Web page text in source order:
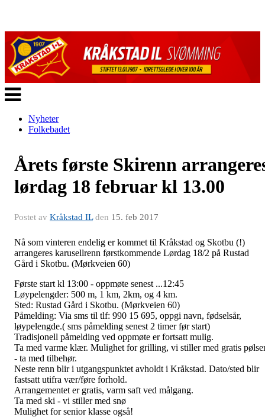
Veksle
navigasjon
Nyheter
Folkebadet
Årets første Skirenn
lørdag 18 februar kl 13.00
Postet av Kråkstad ILden 15. feb 2017
Nå som vinteren endelig er kommet til Kråkstad og Skotbu (!)
arrangeres karusellrenn førstkommende Lørdag 18/2 på Rustad
Gård i Skotbu. (Mørkveien 60)
Første start kl 13:00 - oppmøte senest ...12:45
Løypelengder: 500 m, 1 km, 2km, og 4 km.
Sted: Rustad Gård i Skotbu. (Mørkveien 60)
Påmelding: Via sms til tlf: 990 15 695, oppgi navn, fødselsår,
løypelengde.( sms påmelding senest 2 timer før start)
Tradisjonell påmelding ved oppmøte er fortsatt mulig.
Ta med varme klær. Mulighet for grilling, vi stiller med gratis
- ta med tilbehør.
Neste renn blir i utgangspunktet avholdt i Kråkstad. Dato/sted blir
fastsatt utifra vær/føre forhold.
Arrangementet er gratis, varm saft ved målgang.
Ta med ski - vi stiller med snø
Mulighet for senior klasse også!